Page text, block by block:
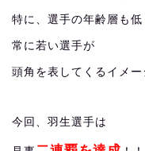
特に、選手の年齢層も低
常に若い選手が
頭角を表してくるイメ
今回、羽生選手は